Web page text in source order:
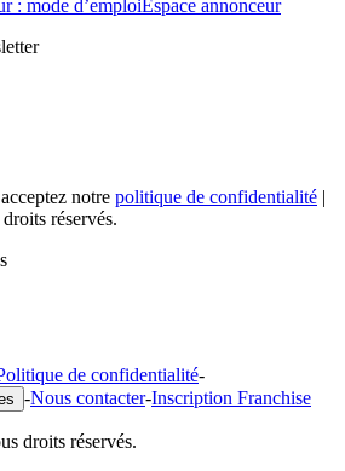
: mode d’emploiEspace annonceur
notre politique de confidentialité |
réservés.
de confidentialité-
-Nous contacter-Inscription Franchise
droits réservés.